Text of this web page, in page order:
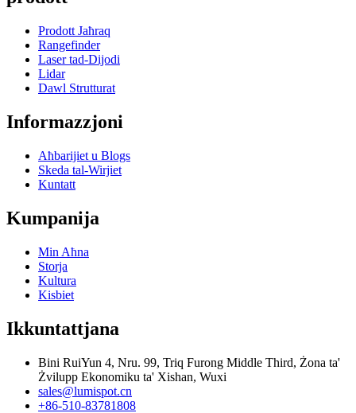
Prodott Jaħraq
Rangefinder
Laser tad-Dijodi
Lidar
Dawl Strutturat
Informazzjoni
Aħbarijiet u Blogs
Skeda tal-Wirjiet
Kuntatt
Kumpanija
Min Aħna
Storja
Kultura
Kisbiet
Ikkuntattjana
Bini RuiYun 4, Nru. 99, Triq Furong Middle Third, Żona ta'
Żvilupp Ekonomiku ta' Xishan, Wuxi
sales@lumispot.cn
+86-510-83781808